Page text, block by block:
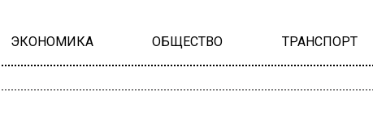
ЭКОНОМИКА ОБЩЕСТВО ТРАНСПОРТ